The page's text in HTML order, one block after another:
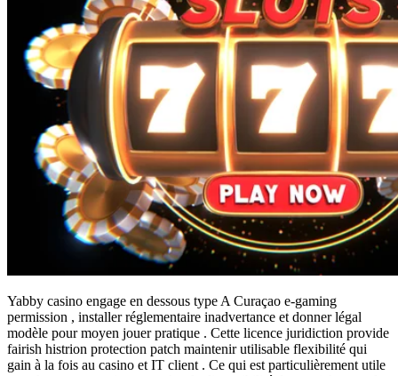
Yabby casino engage en dessous type A Curaçao e-gaming
permission , installer réglementaire inadvertance et donner légal
modèle pour moyen jouer pratique . Cette licence juridiction provide
fairish histrion protection patch maintenir utilisable flexibilité qui
gain à la fois au casino et IT client . Ce qui est particulièrement utile